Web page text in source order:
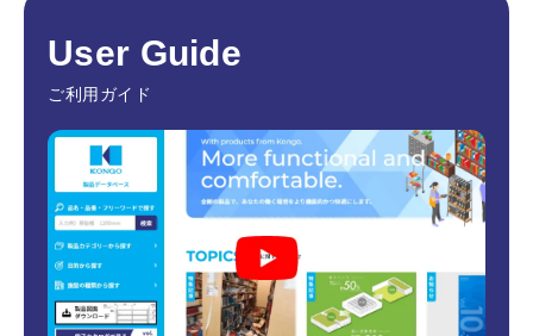
User Guide
ご利用ガイド